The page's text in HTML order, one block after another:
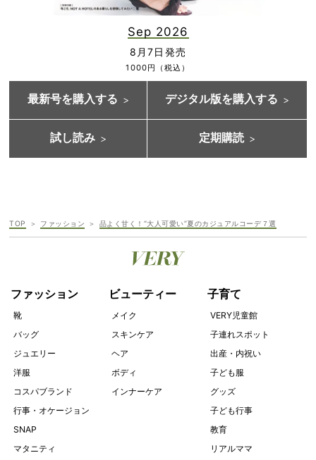
Sep 2026
8月7日発売
1000円（税込）
最新号を購入する デジタル版を購入する
試し読み 定期購読
TOP ファッション 品よく甘く！“大人可愛い”夏のカジュアルコーデ７選
ファッション
靴
バッグ
ジュエリー
洋服
コスパブランド
行事・オケージョン
SNAP
マタニティ
ビューティー
メイク
スキンケア
ヘア
ボディ
インナーケア
子育て
VERY児童館
子連れスポット
出産・内祝い
子ども服
グッズ
子ども行事
教育
リアルママ